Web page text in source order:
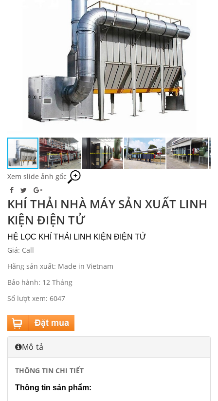
Xem slide ảnh gốc
KHÍ THẢI NHÀ MÁY SẢN XUẤT LINH
KIỆN ĐIỆN TỬ
HỆ LỌC KHÍ THẢI LINH KIỆN ĐIỆN TỬ
Giá: Call
Hãng sản xuất: Made in Vietnam
Bảo hành: 12 Tháng
Số lượt xem: 6047
Mô tả
THÔNG TIN CHI TIẾT
Thông tin sản phẩm: